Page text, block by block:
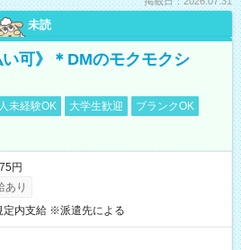
未読
い可》＊DMのモクモクシ
未経験OK 大学生歓迎
ブランクOK
円
あり
定内支給 ※派遣先による